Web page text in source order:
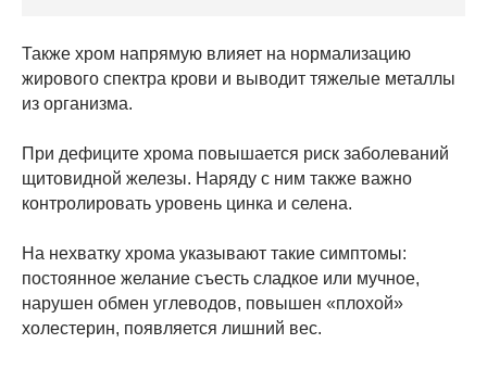
Также хром напрямую влияет на нормализацию
жирового спектра крови и выводит тяжелые металлы
из организма.
При дефиците хрома повышается риск заболеваний
щитовидной железы. Наряду с ним также важно
контролировать уровень цинка и селена.
На нехватку хрома указывают такие симптомы:
постоянное желание съесть сладкое или мучное,
нарушен обмен углеводов, повышен «плохой»
холестерин, появляется лишний вес.